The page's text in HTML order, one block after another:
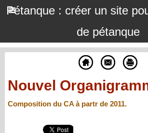
Pétanque : créer un site
de pétanque
Nouvel
Composition du CA à partr de 2011.